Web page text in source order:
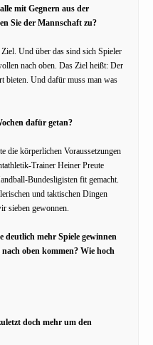
mit Gegnern aus der
Sie der Mannschaft zu?
Und über das sind sich Spieler
nach oben. Das Ziel heißt: Der
bieten. Und dafür muss man was
dafür getan?
die körperlichen Voraussetzungen
Trainer Heiner Preute
Bundesligisten fit gemacht.
und taktischen Dingen
sieben gewonnen.
deutlich mehr Spiele gewinnen
oben kommen? Wie hoch
doch mehr um den